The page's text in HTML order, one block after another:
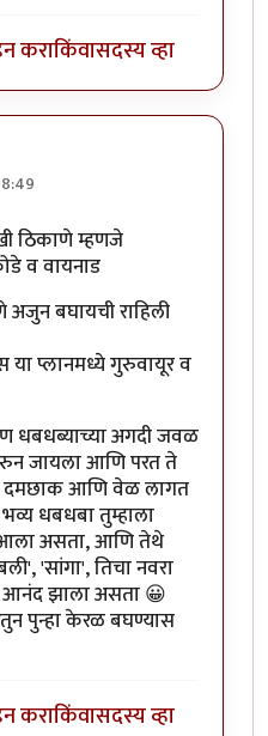
कराकिंवासदस्य व्हा
ठिकाणे म्हणजे
व वायनाड
बघायची राहिली
या प्लानमध्ये गुरुवायूर व
अगदी जवळ
जायला आणि परत ते
दमछाक आणि वेळ लागत
धबधबा तुम्हाला
आला असता, आणि तेथे
'सांगा', तिचा नवरा
आनंद झाला असता 😀
पुन्हा केरळ बघण्यास
कराकिंवासदस्य व्हा